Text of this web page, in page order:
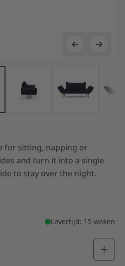
for sitting, napping or
and turn it into a single
to stay over the night.
Levertijd: 15 weken